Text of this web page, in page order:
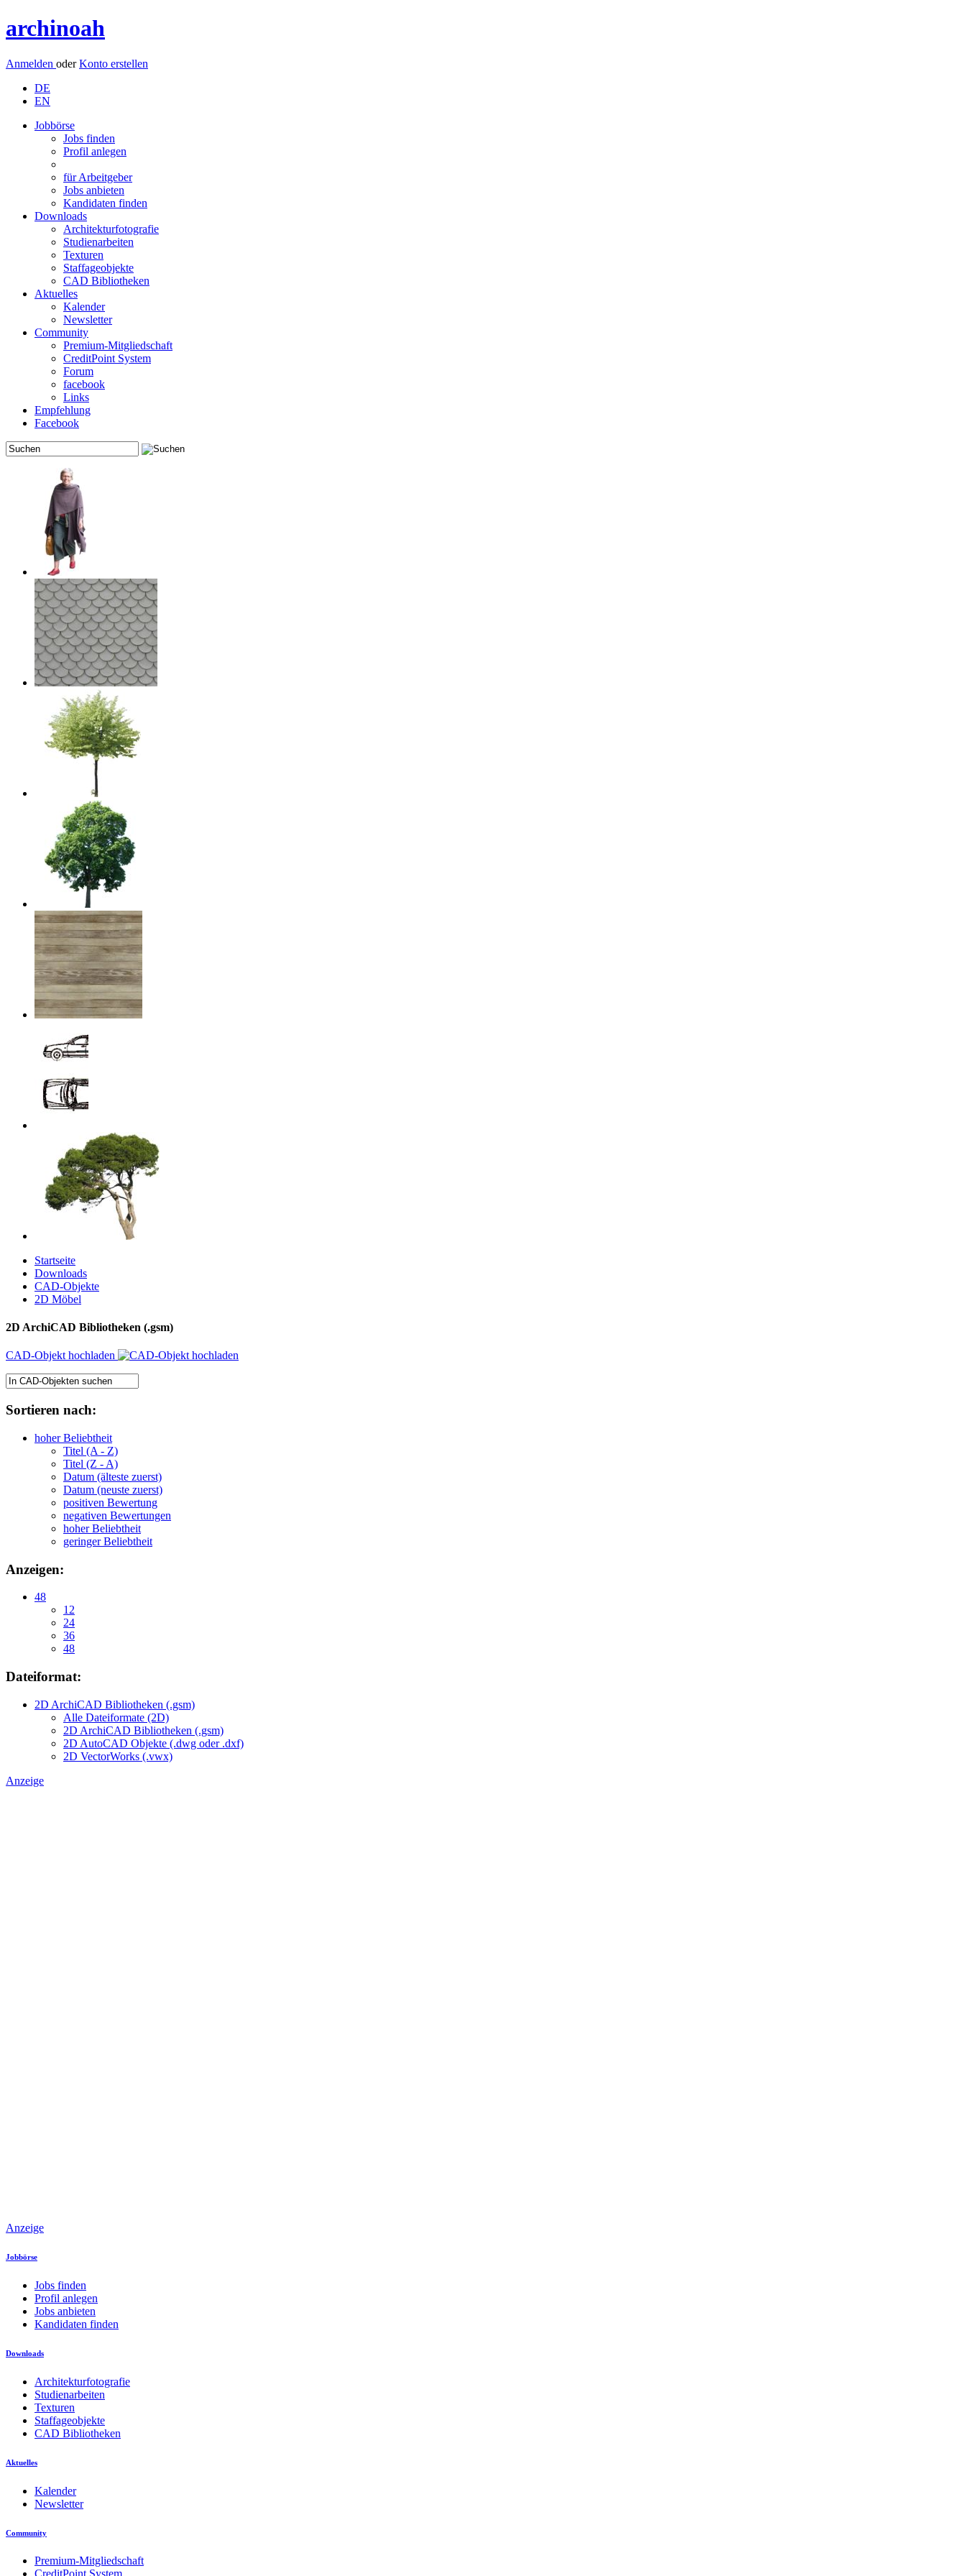
archinoah
Anmelden oderKonto erstellen
DE
EN
Jobbörse
Jobs finden
Profil anlegen
für Arbeitgeber
Jobs anbieten
Kandidaten finden
Downloads
Architekturfotografie
Studienarbeiten
Texturen
Staffageobjekte
CAD Bibliotheken
Aktuelles
Kalender
Newsletter
Community
Premium-Mitgliedschaft
CreditPoint System
Forum
facebook
Links
Empfehlung
Facebook
Startseite
Downloads
CAD-Objekte
2D Möbel
2D ArchiCAD Bibliotheken (.gsm)
CAD-Objekt hochladen
Sortieren nach:
hoher Beliebtheit
Titel (A - Z)
Titel (Z - A)
Datum (älteste zuerst)
Datum (neuste zuerst)
positiven Bewertung
negativen Bewertungen
hoher Beliebtheit
geringer Beliebtheit
Anzeigen:
48
12
24
36
48
Dateiformat:
2D ArchiCAD Bibliotheken (.gsm)
Alle Dateiformate (2D)
2D ArchiCAD Bibliotheken (.gsm)
2D AutoCAD Objekte (.dwg oder .dxf)
2D VectorWorks (.vwx)
Anzeige
Anzeige
Jobbörse
Jobs finden
Profil anlegen
Jobs anbieten
Kandidaten finden
Downloads
Architekturfotografie
Studienarbeiten
Texturen
Staffageobjekte
CAD Bibliotheken
Aktuelles
Kalender
Newsletter
Community
Premium-Mitgliedschaft